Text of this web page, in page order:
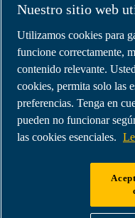
Socios
Área
de
distribuidores
E-
Connect
2.0
Business
Portal
Gallery
Nuestro sitio web
Utilizamos cookies para
funcione correctamente,
contenido relevante.
cookies, permita solo las
preferencias. Tenga en
pueden no funcionar
las cookies esenciales.